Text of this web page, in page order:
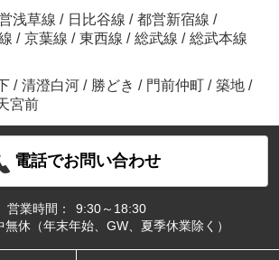
浅草線 / 日比谷線 / 都営新宿線 /
/ 京葉線 / 東西線 / 総武線 / 総武本線
/ 清澄白河 / 勝どき / 門前仲町 / 築地 /
宮前
電話でお問い合わせ
営業時間：
9:30～18:30
無休（年末年始、GW、夏季休業除く）